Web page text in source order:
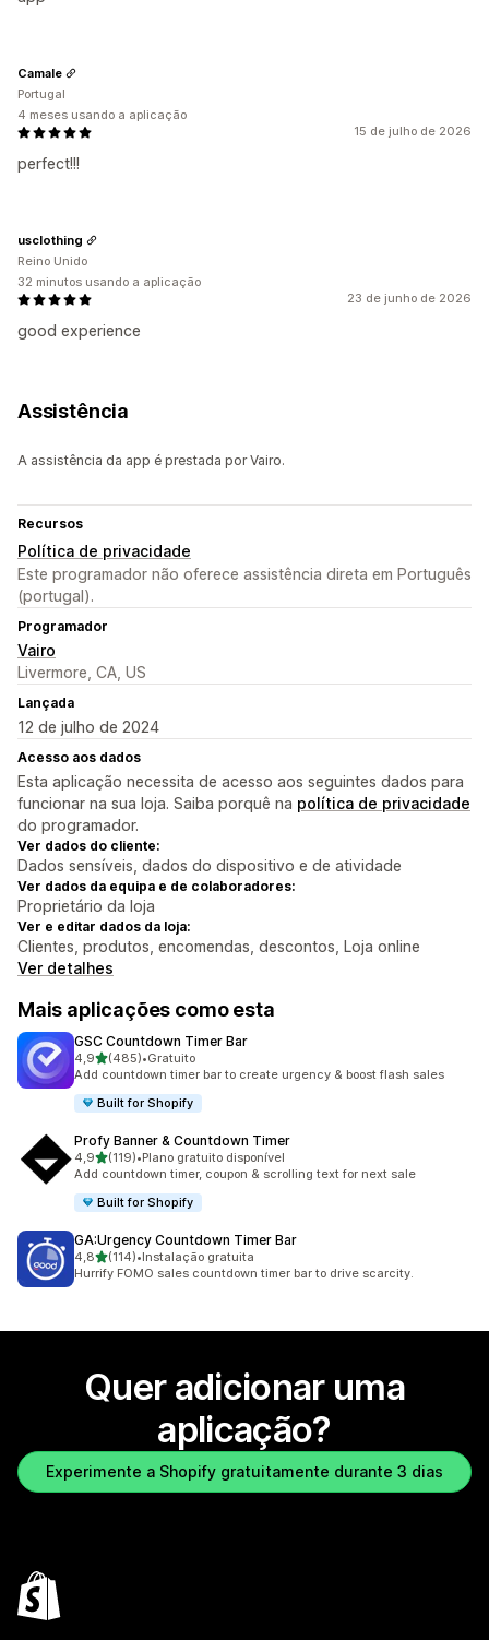
15 de julho de 2026
perfect!!!
Camale
Portugal
4 meses usando a aplicação
23 de junho de 2026
good experience
usclothing
Reino Unido
32 minutos usando a aplicação
Assistência
A assistência da app é prestada por Vairo.
Recursos
Política de privacidade
Este programador não oferece assistência direta em Português
(portugal).
Programador
Vairo
Livermore, CA, US
Lançada
12 de julho de 2024
Acesso aos dados
Esta aplicação necessita de acesso aos seguintes dados para
funcionar na sua loja. Saiba porquê na política de privacidade
do programador.
Ver dados do cliente:
Dados sensíveis, dados do dispositivo e de atividade
Ver dados da equipa e de colaboradores:
Proprietário da loja
Ver e editar dados da loja:
Clientes, produtos, encomendas, descontos, Loja online
Ver detalhes
Mais aplicações como esta
GSC Countdown Timer Bar
4,9de 5 estrelas
(485)
485 total de avaliações
•Gratuito
Add countdown timer bar to create urgency & boost flash sales
Built for Shopify
Profy Banner & Countdown Timer
4,9de 5 estrelas
(119)
119 total de avaliações
•Plano gratuito disponível
Add countdown timer, coupon & scrolling text for next sale
Built for Shopify
GA:Urgency Countdown Timer Bar
4,8de 5 estrelas
(114)
114 total de avaliações
•Instalação gratuita
Hurrify FOMO sales countdown timer bar to drive scarcity.
Quer adicionar uma
aplicação?
Experimente a Shopify gratuitamente durante 3 dias